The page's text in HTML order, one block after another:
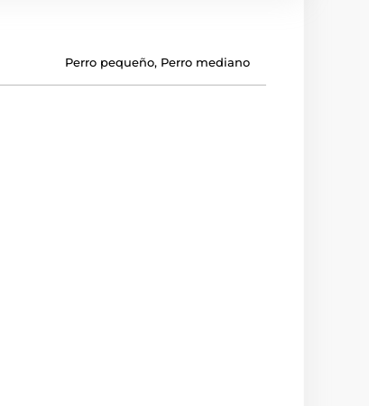
Perro pequeño, Perro mediano